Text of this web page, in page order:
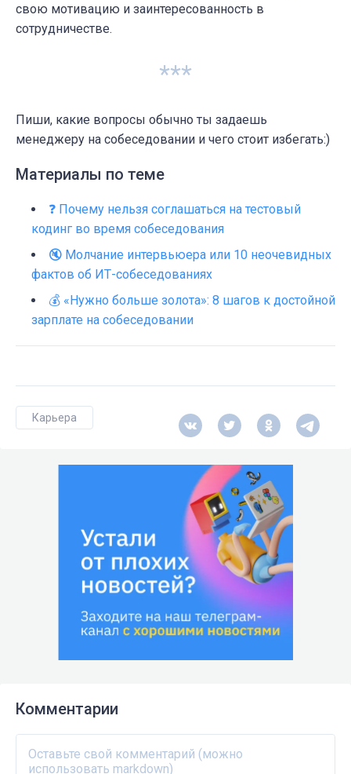
свою мотивацию и заинтересованность в
сотрудничестве.
***
Пиши, какие вопросы обычно ты задаешь
менеджеру на собеседовании и чего стоит избегать:)
Материалы по теме
❓ Почему нельзя соглашаться на тестовый
кодинг во время собеседования
🔇 Молчание интервьюера или 10 неочевидных
фактов об ИТ-собеседованиях
💰 «Нужно больше золота»: 8 шагов к достойной
зарплате на собеседовании
Карьера
Комментарии